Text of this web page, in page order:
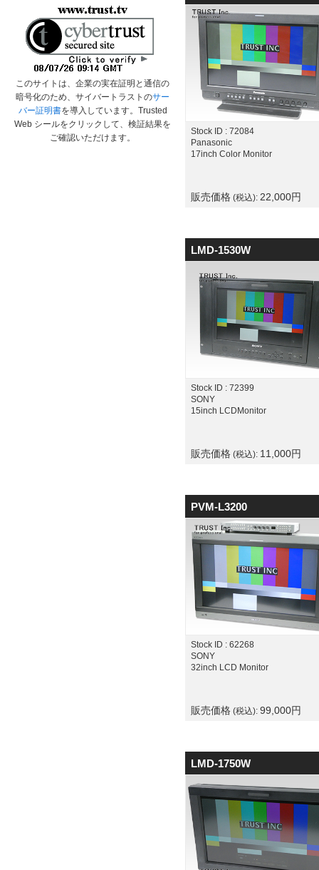
Stock ID : 72084
Panasonic
17inch Color Monitor
販売価格 (税込): 22,000円
LMD-1530W
Stock ID : 72399
SONY
15inch LCDMonitor
販売価格 (税込): 11,000円
PVM-L3200
Stock ID : 62268
SONY
32inch LCD Monitor
販売価格 (税込): 99,000円
LMD-1750W
このサイトは、企業の実在証明と通信の
暗号化のため、サイバートラストのサー
バー証明書を導入しています。Trusted
Web シールをクリックして、検証結果を
ご確認いただけます。